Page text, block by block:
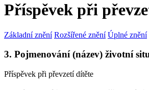
Příspěvek při
Základní znění Rozšířené znění Úplné znění
3. Pojmenování (název) životní
Příspěvek při převzetí dítěte